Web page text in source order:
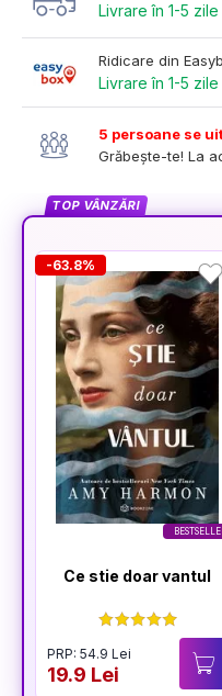
Livrare în 1-5
Ridicare din
Livrare în 1-5
5 persoane se
Grăbește-te! La
TOP VÂNZĂRI
-63.8%
Ce stie doar vantul
PRP: 54.9 Lei
19.9 Lei